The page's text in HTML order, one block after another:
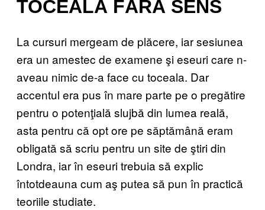
TOCEALĂ FĂRĂ SENS
La cursuri mergeam de plăcere, iar sesiunea
era un amestec de examene şi eseuri care n-
aveau nimic de-a face cu toceala. Dar
accentul era pus în mare parte pe o pregătire
pentru o potenţială slujbă din lumea reală,
asta pentru că opt ore pe săptămână eram
obligată să scriu pentru un site de ştiri din
Londra, iar în eseuri trebuia să explic
întotdeauna cum aş putea să pun în practică
teoriile studiate.